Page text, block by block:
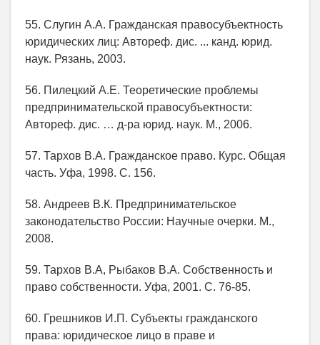
55. Слугин А.А. Гражданская правосубъектность
юридических лиц: Автореф. дис. ... канд. юрид.
наук. Рязань, 2003.
56. Пилецкий А.Е. Теоретические проблемы
предпринимательской правосубъектности:
Автореф. дис. … д-ра юрид. наук. М., 2006.
57. Тархов В.А. Гражданское право. Курс. Общая
часть. Уфа, 1998. С. 156.
58. Андреев В.К. Предпринимательское
законодательство России: Научные очерки. М.,
2008.
59. Тархов В.А, Рыбаков В.А. Собственность и
право собственности. Уфа, 2001. С. 76-85.
60. Грешников И.П. Субъекты гражданского
права: юридическое лицо в праве и